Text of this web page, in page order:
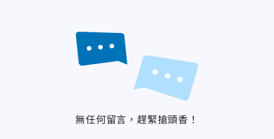
無任何留言，趕緊搶頭香！